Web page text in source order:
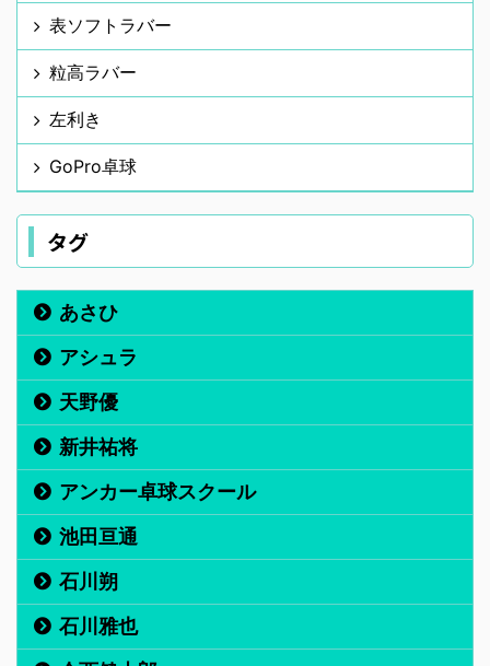
表ソフトラバー
粒高ラバー
左利き
GoPro卓球
タグ
あさひ
アシュラ
天野優
新井祐将
アンカー卓球スクール
池田亘通
石川朔
石川雅也